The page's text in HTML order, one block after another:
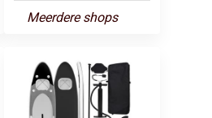
Meerdere shops